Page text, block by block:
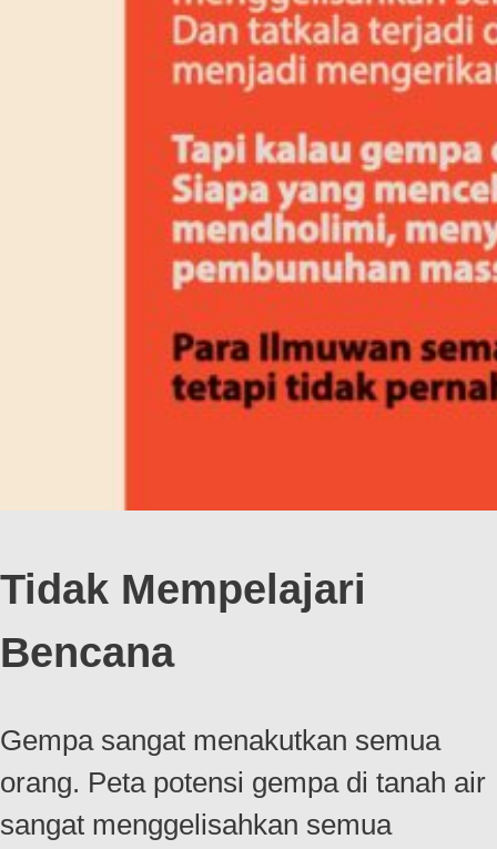
Tidak Mempelajari
Bencana
Gempa sangat menakutkan semua
orang. Peta potensi gempa di tanah air
sangat menggelisahkan semua